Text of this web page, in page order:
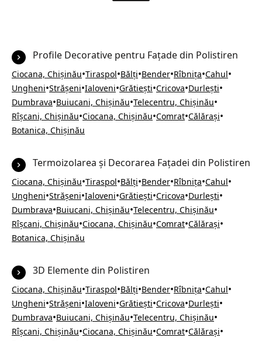
Profile Decorative pentru Fațade din Polistiren
Ciocana, Chișinău•Tiraspol•Bălți•Bender•Rîbnița•Cahul•
Ungheni•Strășeni•Ialoveni•Grătiești•Cricova•Durlești•
Dumbrava•Buiucani, Chișinău•Telecentru, Chișinău•
Rîșcani, Chișinău•Ciocana, Chișinău•Comrat•Călărași•
Botanica, Chișinău
Termoizolarea și Decorarea Fațadei din Polistiren
Ciocana, Chișinău•Tiraspol•Bălți•Bender•Rîbnița•Cahul•
Ungheni•Strășeni•Ialoveni•Grătiești•Cricova•Durlești•
Dumbrava•Buiucani, Chișinău•Telecentru, Chișinău•
Rîșcani, Chișinău•Ciocana, Chișinău•Comrat•Călărași•
Botanica, Chișinău
3D Elemente din Polistiren
Ciocana, Chișinău•Tiraspol•Bălți•Bender•Rîbnița•Cahul•
Ungheni•Strășeni•Ialoveni•Grătiești•Cricova•Durlești•
Dumbrava•Buiucani, Chișinău•Telecentru, Chișinău•
Rîșcani, Chișinău•Ciocana, Chișinău•Comrat•Călărași•